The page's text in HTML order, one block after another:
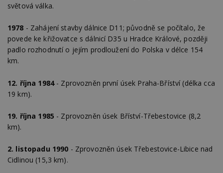
světová válka.
1978 - Zahájení stavby dálnice D11; původně se počítalo, že
povede ke křižovatce s dálnicí D35 u Hradce Králové, později
padlo rozhodnutí o jejím prodloužení do Polska v délce 154
km.
12. října 1984- Zprovozněn první úsek Praha-Bříství (délka cca
19 km).
19. října 1985 - Zprovozněn úsek Bříství-Třebestovice (8,2
km).
2. listopadu 1990 - Zprovozněn úsek Třebestovice-Libice nad
Cidlinou (15,3 km).